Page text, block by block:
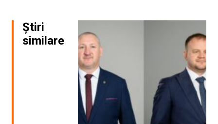
Știri
similare